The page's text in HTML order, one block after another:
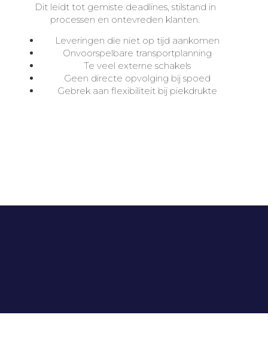
Dit leidt tot gemiste deadlines, stilstand in
processen en ontevreden klanten.
Leveringen die niet op tijd aankomen
Onvoorspelbare transportplanning
Te veel externe schakels
Geen directe opvolging bij spoed
Gebrek aan flexibiliteit bij piekdrukte